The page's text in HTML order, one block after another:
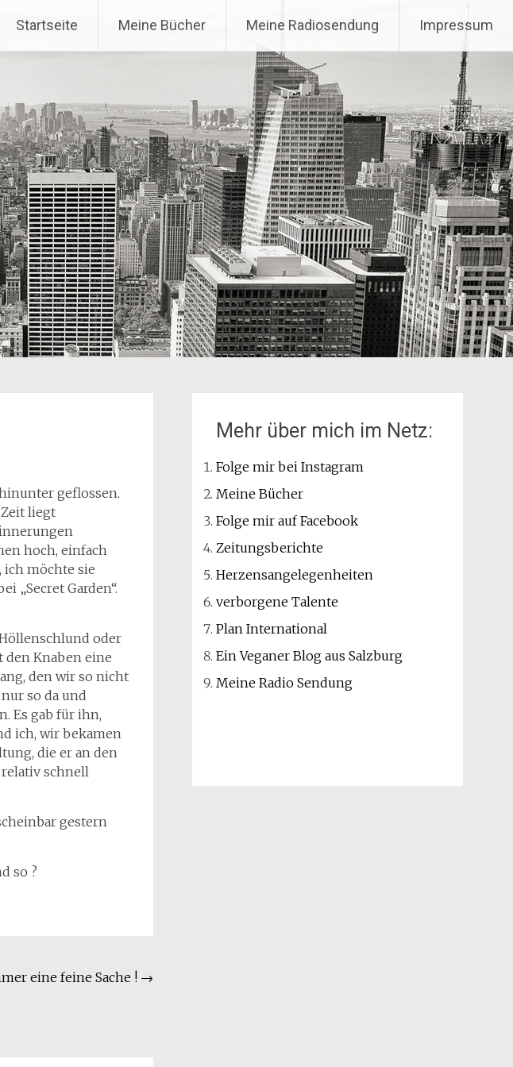
Startseite Meine Bücher Meine Radiosendung Impressum
geflossen.
liegt
hoch, einfach
ich möchte sie
„Secret Garden“.
oder
den Knaben eine
den wir so nicht
so da und
Es gab für ihn,
ich, wir bekamen
die er an den
relativ schnell
gestern
so ?
eine feine Sache ! →
Mehr über mich im Netz:
Folge mir bei Instagram
Meine Bücher
Folge mir auf Facebook
Zeitungsberichte
Herzensangelegenheiten
verborgene Talente
Plan International
Ein Veganer Blog aus Salzburg
Meine Radio Sendung